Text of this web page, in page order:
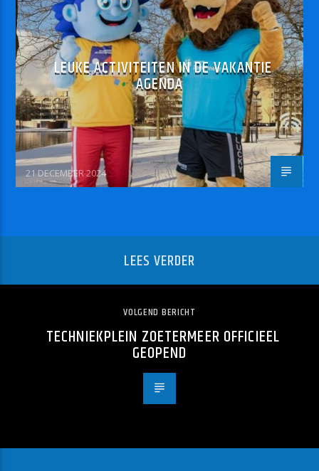
LEUKE ACTIVITEITEN IN DE VAKANTIE
AGENDA
21 DECEMBER 2024
LEES VERDER
VOLGEND BERICHT
TECHNIEKPLEIN ZOETERMEER OFFICIEEL
GEOPEND